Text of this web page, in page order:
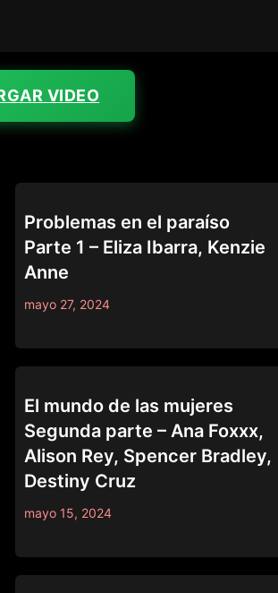
VIDEO
Problemas en el paraíso
Parte 1 – Eliza Ibarra, Kenzie
Anne
mayo 27, 2024
El mundo de las mujeres
Segunda parte – Ana Foxxx,
Alison Rey, Spencer Bradley,
Destiny Cruz
mayo 15, 2024